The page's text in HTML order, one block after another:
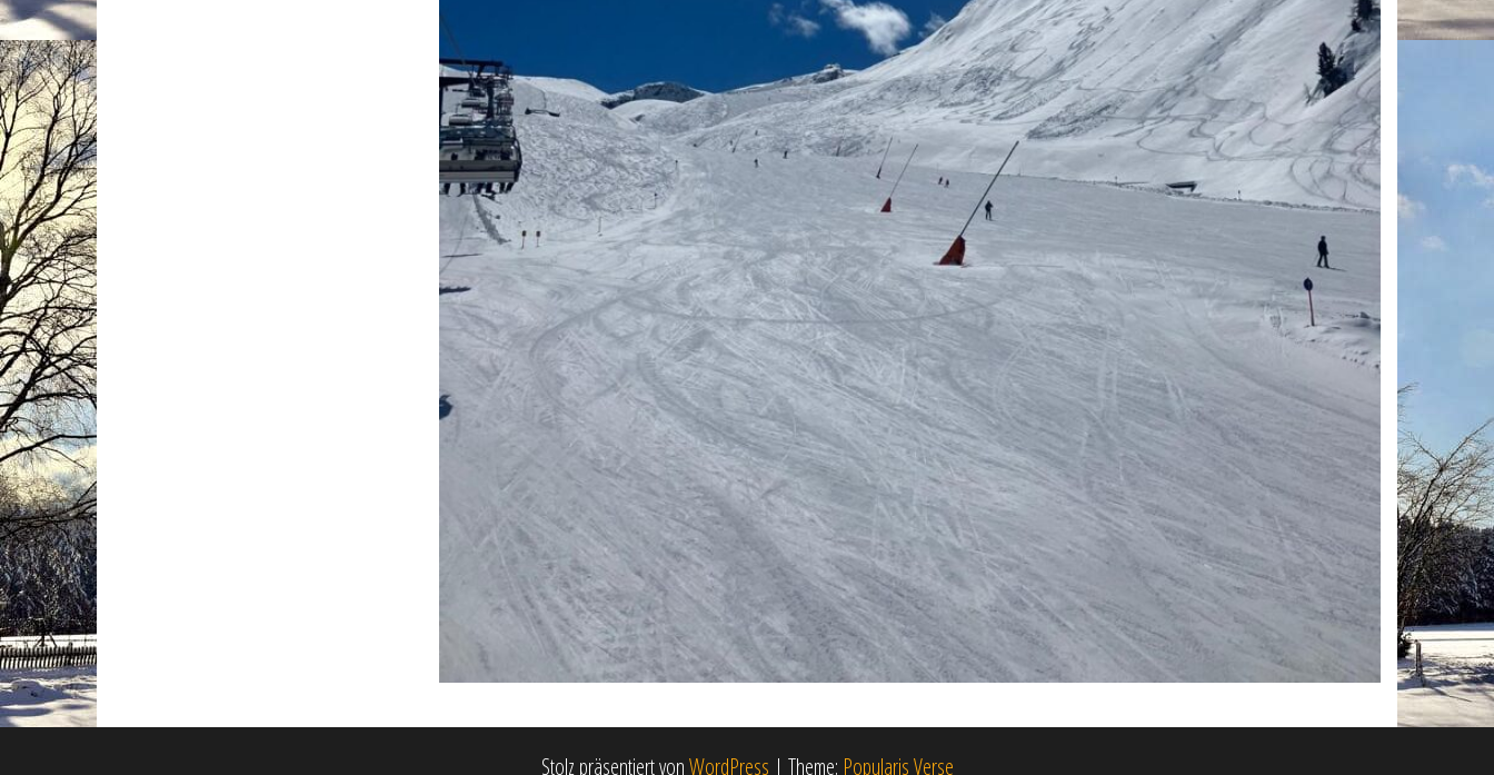
Stolz präsentiert vonWordPress | Theme: Popularis Verse